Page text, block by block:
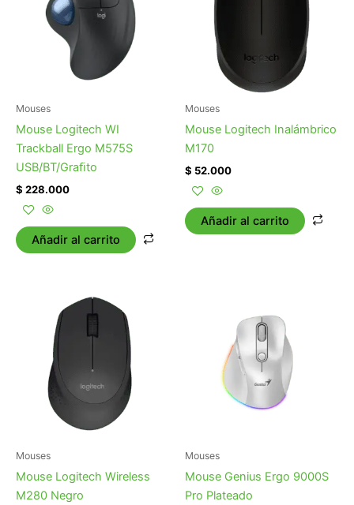
Mouses
Mouse Logitech WI
Trackball Ergo M575S
USB/BT/Graﬁto
$ 228.000
Añadir al carrito
Mouses
Mouse Logitech Inalámbrico
M170
$ 52.000
Añadir al carrito
Mouses
Mouse Logitech Wireless
M280 Negro
Mouses
Mouse Genius Ergo 9000S
Pro Plateado